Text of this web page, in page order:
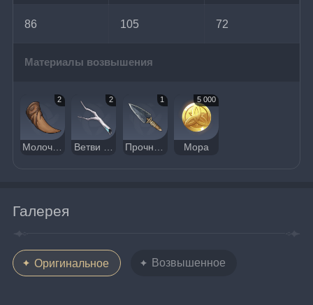
86 105 72
Материалы возвышения
2
Молочный зуб арктического волка
2
Ветви артерий земли
1
Прочный наконечник стрелы
5 000
Мора
Галерея
Оригинальное Возвышенное